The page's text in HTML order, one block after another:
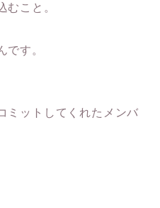
むこと。
です。
ミットしてくれたメンバ